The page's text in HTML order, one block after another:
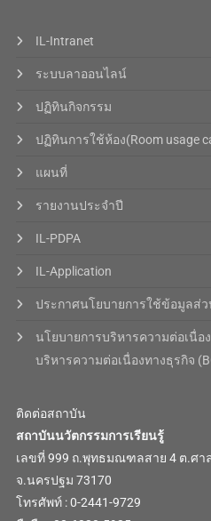
IL-Intranet
ระบบลาออนไลน์
ปฏิทินกิจกรรม
ปฏิทินการใช้ห้อง(Room usage
แผนที่
รายงานประจำปี
IL-PDPA
IL-Application
ประกาศนโยบายการใช้ข้อมูลส่
นโยบายการบริหารความต่อเนื่อ
บริหารความต่อเนื่องทางธุรกิจ
ติดต่อสถาบัน
สถาบันนวัตกรรมการเรียนรู้
เลขที่ 999 ถ.พุทธมณฑลสาย 4 ต.ศ
จ.นครปฐม 73170
โทรศัพท์ : 0-2441-9729